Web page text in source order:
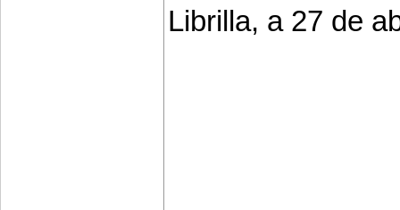
Librilla, a 27 de